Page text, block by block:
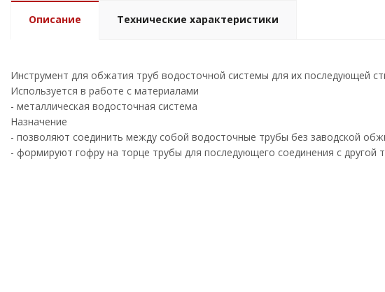
Описание Технические характеристики
Инструмент для обжатия труб водосточной системы для их последующей
Используется в работе с материалами
- металлическая водосточная система
Назначение
- позволяют соединить между собой водосточные трубы без заводской
- формируют гофру на торце трубы для последующего соединения с другой